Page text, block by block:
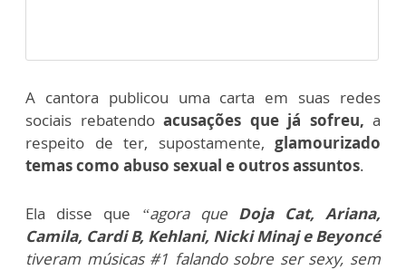
A cantora publicou uma carta em suas redes
sociais rebatendoacusações que já sofreu, a
respeito de ter, supostamente, glamourizado
temas como abuso sexual e outros assuntos.
Ela disse que “agora que Doja Cat, Ariana,
Camila, Cardi B, Kehlani, Nicki Minaj e Beyoncé
tiveram músicas #1 falando sobre ser sexy, sem